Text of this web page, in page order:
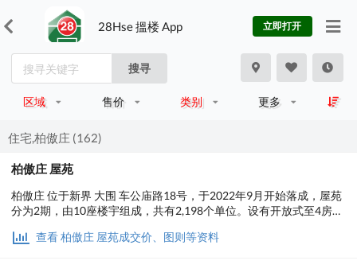
28Hse 搵楼 App 立即打开
搜寻
区域 售价 类别 更多
住宅,柏傲庄 (162)
柏傲庄 屋苑
柏傲庄 位于新界 大围 车公庙路18号，于2022年9月开始落成，屋苑
分为2期，由10座楼宇组成，共有2,198个单位。设有开放式至4房间
设施、运动设施、娱乐设施、餐饮设施、美容/保健、休闲区、基座
查看 柏傲庄 屋苑成交价、图则等资料